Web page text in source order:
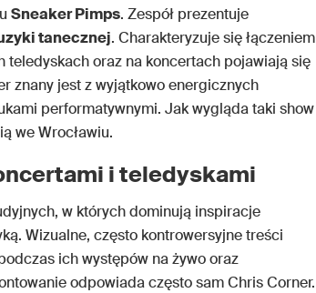
Sneaker Pimps. Zespół prezentuje
tanecznej. Charakteryzuje się łączeniem
teledyskach oraz na koncertach pojawiają się
znany jest z wyjątkowo energicznych
performatywnymi. Jak wygląda taki show
we Wrocławiu.
i teledyskami
w których dominują inspiracje
Wizualne, często kontrowersyjne treści
ich występów na żywo oraz
odpowiada często sam Chris Corner.